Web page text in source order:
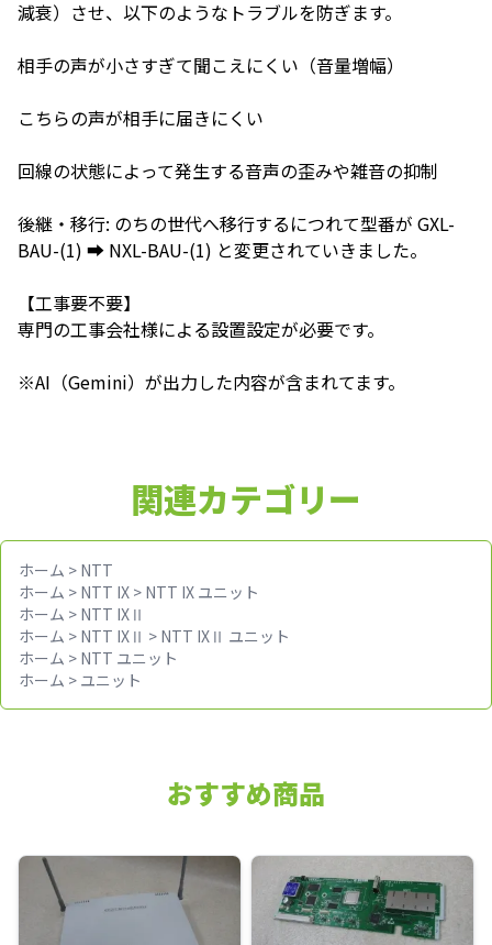
減衰）させ、以下のようなトラブルを防ぎます。
相手の声が小さすぎて聞こえにくい（音量増幅）
こちらの声が相手に届きにくい
回線の状態によって発生する音声の歪みや雑音の抑制
後継・移行: のちの世代へ移行するにつれて型番が GXL-
BAU-(1) ➡ NXL-BAU-(1) と変更されていきました。
【工事要不要】
専門の工事会社様による設置設定が必要です。
※AI（Gemini）が出力した内容が含まれてます。
関連カテゴリー
ホーム > NTT
ホーム > NTT IX > NTT IX ユニット
ホーム > NTT IXⅡ
ホーム > NTT IXⅡ > NTT IXⅡ ユニット
ホーム > NTT ユニット
ホーム > ユニット
おすすめ商品